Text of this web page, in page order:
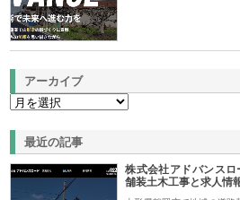
アーカイブ
最近の記事
株式会社アドバンス
舗装土木工事と求人情